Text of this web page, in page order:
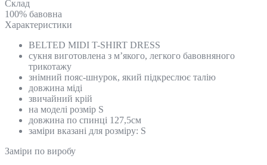
Склад
100% бавовна
Характеристики
BELTED MIDI T-SHIRT DRESS
сукня виготовлена ​​з м’якого, легкого бавовняного
трикотажу
знімний пояс-шнурок, який підкреслює талію
довжина міді
звичайний крій
на моделі розмір S
довжина по спинці 127,5см
заміри вказані для розміру: S
Замiри по виробу